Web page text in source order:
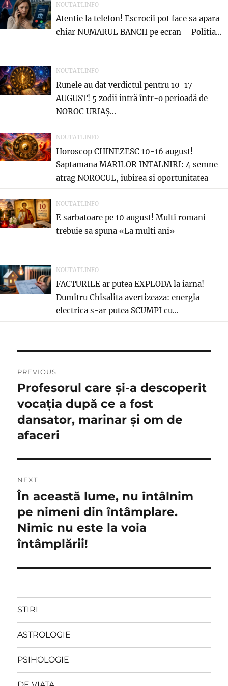
NOUTATI.INFO
Atentie la telefon! Escrocii pot face sa apara
chiar NUMARUL BANCII pe ecran – Politia...
NOUTATI.INFO
Runele au dat verdictul pentru 10-17
AUGUST! 5 zodii intră într-o perioadă de
NOROC URIAȘ...
NOUTATI.INFO
Horoscop CHINEZESC 10-16 august!
Saptamana MARILOR INTALNIRI: 4 semne
atrag NOROCUL, iubirea si oportunitatea
care...
NOUTATI.INFO
E sarbatoare pe 10 august! Multi romani
trebuie sa spuna «La multi ani»
NOUTATI.INFO
FACTURILE ar putea EXPLODA la iarna!
Dumitru Chisalita avertizeaza: energia
electrica s-ar putea SCUMPI cu...
în
articole
PREVIOUS
Previous
post:
Profesorul care și-a descoperit
vocația după ce a fost
dansator, marinar și om de
afaceri
NEXT
Next
post:
În această lume, nu întâlnim
pe nimeni din întâmplare.
Nimic nu este la voia
întâmplării!
STIRI
ASTROLOGIE
PSIHOLOGIE